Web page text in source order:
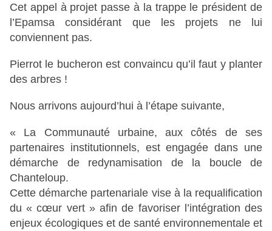
Cet appel à projet passe à la trappe le président de
l’Epamsa considérant que les projets ne lui
conviennent pas.
Pierrot le bucheron est convaincu qu’il faut y planter
des arbres !
Nous arrivons aujourd’hui à l’étape suivante,
« La Communauté urbaine, aux côtés de ses
partenaires institutionnels, est engagée dans une
démarche de redynamisation de la boucle de
Chanteloup.
Cette démarche partenariale vise à la requalification
du « cœur vert » afin de favoriser l’intégration des
enjeux écologiques et de santé environnementale et